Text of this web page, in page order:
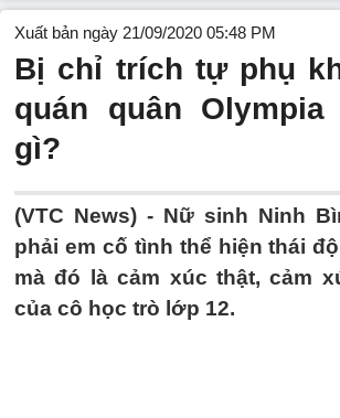
Xuất bản ngày 21/09/2020 05:48 PM
Bị chỉ trích tự phụ
quán quân Olympia
gì?
(VTC News) - Nữ sinh Ninh
phải em cố tình thể hiện thái
mà đó là cảm xúc thật, cảm
của cô học trò lớp 12.